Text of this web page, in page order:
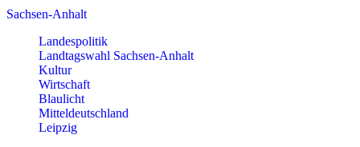
Sachsen-Anhalt
Landespolitik
Landtagswahl Sachsen-Anhalt
Kultur
Wirtschaft
Blaulicht
Mitteldeutschland
Leipzig